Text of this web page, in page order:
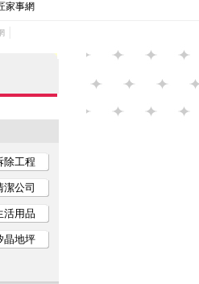
家事網
除工程
潔公司
活用品
晶地坪